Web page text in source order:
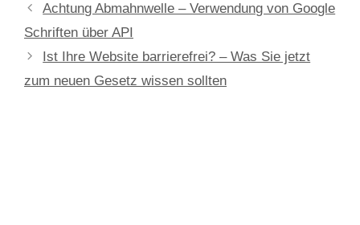
Achtung Abmahnwelle – Verwendung von Google
Schriften über API
Ist Ihre Website barrierefrei? – Was Sie jetzt
zum neuen Gesetz wissen sollten